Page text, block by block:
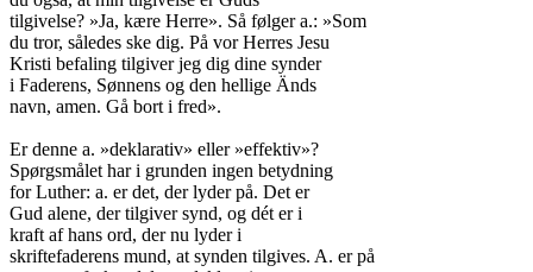
tilgivelse? »Ja, kære Herre». Så følger a.: »Som
du tror, således ske dig. På vor Herres Jesu
Kristi befaling tilgiver jeg dig dine synder
i Faderens, Sønnens og den hellige Änds
navn, amen. Gå bort i fred».
Er denne a. »deklarativ» eller »effektiv»?
Spørgsmålet har i grunden ingen betydning
for Luther: a. er det, der lyder på. Det er
Gud alene, der tilgiver synd, og dét er i
kraft af hans ord, der nu lyder i
skriftefaderens mund, at synden tilgives. A. er på